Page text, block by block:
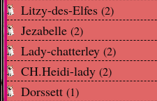
Litzy-des-Elfes (2)
Jezabelle (2)
Lady-chatterley (2)
CH.Heidi-lady (2)
Dorssett (1)